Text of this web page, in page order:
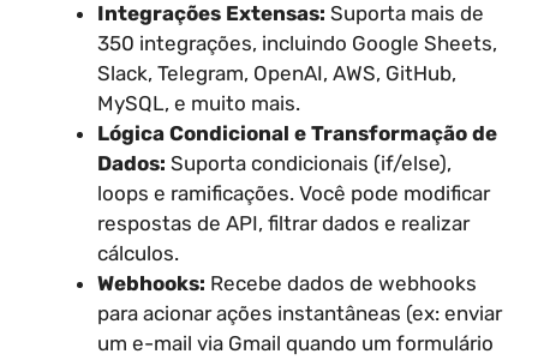
Integrações Extensas: Suporta mais de
350 integrações, incluindo Google Sheets,
Slack, Telegram, OpenAI, AWS, GitHub,
MySQL, e muito mais.
Lógica Condicional e Transformação de
Dados: Suporta condicionais (if/else),
loops e ramificações. Você pode modificar
respostas de API, filtrar dados e realizar
cálculos.
Webhooks: Recebe dados de webhooks
para acionar ações instantâneas (ex: enviar
um e-mail via Gmail quando um formulário